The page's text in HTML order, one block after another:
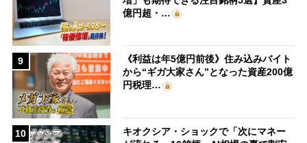
億円超・…
9
《利益は年5億円前後》住み込みバイト
から“ギガ大家さん”となった資産200億
円税理…
10
キオクシア・ショックで「次にマネー